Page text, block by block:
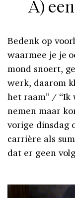
A)
Bedenk op
waarmee je je
mond snoert,
werk, daarom
het raam” / “Ik
nemen maar
vorige dinsdag
carrière als
dat er geen